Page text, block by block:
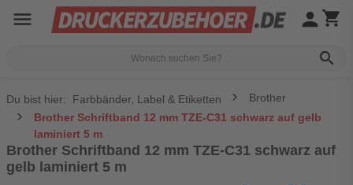
menu
search
person shopping_cart
Du bist hier: Farbbänder, Label & Etiketten
Brother
Brother Schriftband 12 mm TZE-C31 schwarz auf gelb
laminiert 5 m
Brother Schriftband 12 mm TZE-C31 schwarz auf
gelb laminiert 5 m